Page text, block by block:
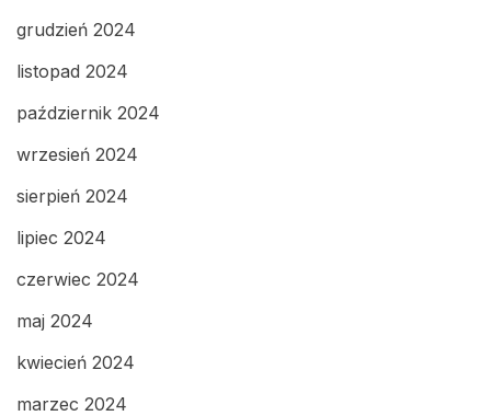
grudzień 2024
listopad 2024
październik 2024
wrzesień 2024
sierpień 2024
lipiec 2024
czerwiec 2024
maj 2024
kwiecień 2024
marzec 2024